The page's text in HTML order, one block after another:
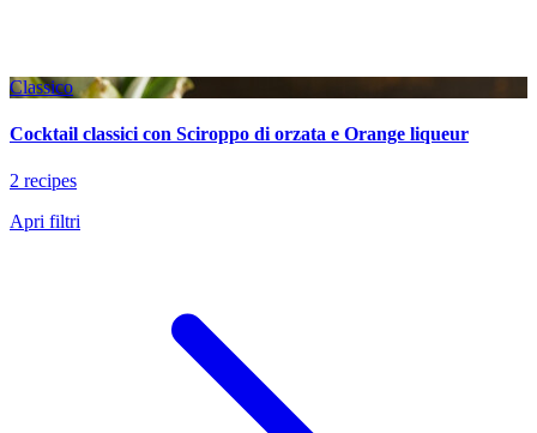
Classico
Cocktail classici con Sciroppo di orzata e Orange liqueur
2 recipes
Apri filtri